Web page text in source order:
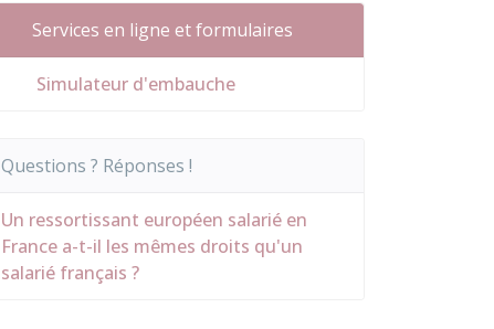
Services en ligne et formulaires
Simulateur d'embauche
Questions ? Réponses !
Un ressortissant européen salarié en
France a-t-il les mêmes droits qu'un
salarié français ?